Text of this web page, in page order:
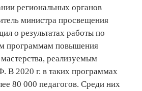
региональных органов
министра просвещения
о результатах работы по
программам повышения
реализуемым
В 2020 г. в таких программах
80 000 педагогов. Среди них